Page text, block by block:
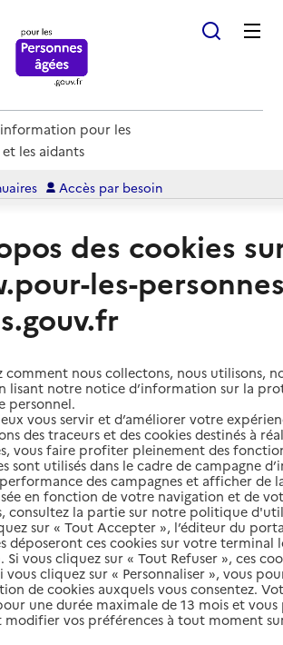
pour les
et les aidants
Accès par besoin
pour personnes âgées dépendantes
sur-Saulx (55500) :
pour personnes
(EHPAD)
Ajouter cette recherche aux favoris
par:
Mode carte
des cookies
les-
comment nous collectons, nous utilisons,
lisant notre notice d’information sur la
personnel.
vous servir et d’améliorer votre
des traceurs et des cookies destinés à
vous faire profiter pleinement des
sont utilisés dans le cadre de campagne
des campagnes et afficher de
en fonction de votre navigation et de
consultez la partie sur notre politique
sur « Tout Accepter », l’éditeur du
déposeront ces cookies sur votre terminal
Si vous cliquez sur « Tout Refuser », ces
vous cliquez sur « Personnaliser », vous
de cookies auxquels vous consentez.
une durée maximale de 13 mois et
vos préférences à tout moment